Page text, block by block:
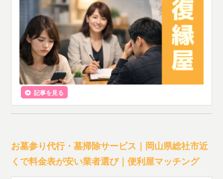
記事を見る
お墓参り代行・墓掃除サービス｜岡山県総社市近
くで料金表が安い業者選び｜便利屋マッチング